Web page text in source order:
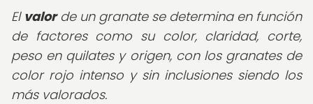
El valorde un granate se determina en función
de factores como su color, claridad, corte,
peso en quilates y origen, con los granates de
color rojo intenso y sin inclusiones siendo los
más valorados.